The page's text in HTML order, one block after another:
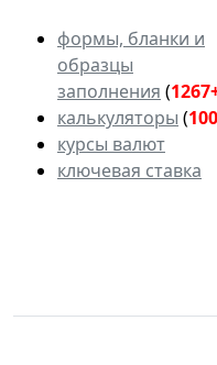
формы, бланки и
образцы
заполнения (
калькуляторы (
курсы валют
ключевая ставка